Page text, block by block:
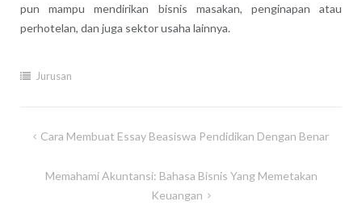
pun mampu mendirikan bisnis masakan, penginapan atau
perhotelan, dan juga sektor usaha lainnya.
Jurusan
Post
Cara Membuat Essay Beasiswa Pendidikan Dengan Benar
Memahami Akuntansi: Bahasa Bisnis Yang Memetakan
Keuangan